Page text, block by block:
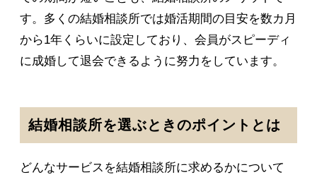
す。多くの結婚相談所では婚活期間の目安を数カ月
から1年くらいに設定しており、会員がスピーディ
に成婚して退会できるように努力をしています。
結婚相談所を選ぶときのポイントとは
どんなサービスを結婚相談所に求めるかについて